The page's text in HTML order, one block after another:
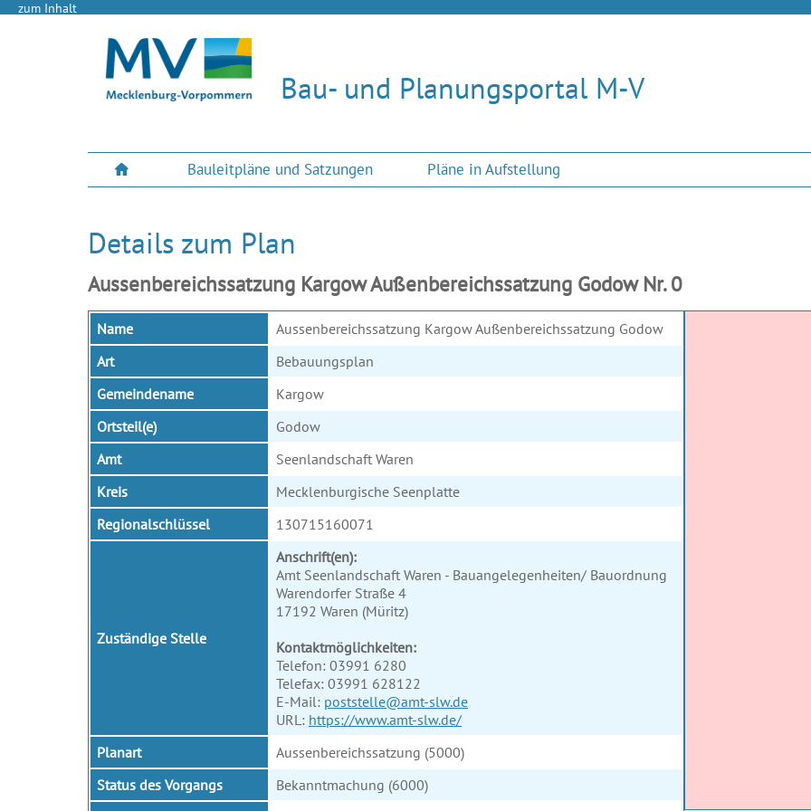
zum Inhalt
Bau- und Planungsportal M-V
Bauleitpläne und Satzungen Pläne in Aufstellung
Details zum Plan
Aussenbereichssatzung Kargow Außenbereichssatzung Godow Nr. 0
Name
Aussenbereichssatzung Kargow Außenbereichssatzung Godow
Art
Bebauungsplan
Gemeindename
Kargow
Ortsteil(e)
Godow
Amt
Seenlandschaft Waren
Kreis
Mecklenburgische Seenplatte
Regionalschlüssel
130715160071
Zuständige Stelle
Anschrift(en):
Amt Seenlandschaft Waren - Bauangelegenheiten/ Bauordnung
Warendorfer Straße 4
17192 Waren (Müritz)
Kontaktmöglichkeiten:
Telefon: 03991 6280
Telefax: 03991 628122
E-Mail: poststelle@amt-slw.de
URL: https://www.amt-slw.de/
Planart
Aussenbereichssatzung (5000)
Status des Vorgangs
Bekanntmachung (6000)